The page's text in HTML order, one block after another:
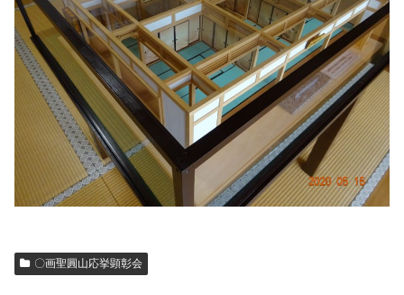
〇画聖圓山応挙顕彰会